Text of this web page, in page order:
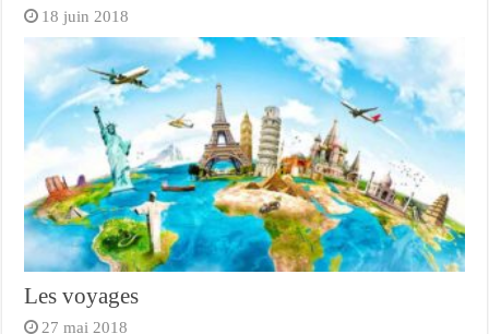
18 juin 2018
Les voyages
27 mai 2018